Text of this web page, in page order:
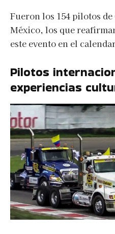
Fueron los 154 pilotos
México, los que
este evento en el
Pilotos
experiencias